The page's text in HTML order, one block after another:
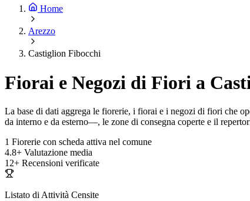
Home
Arezzo
Castiglion Fibocchi
Fiorai e Negozi di Fiori a
La base di dati aggrega le fiorerie, i fiorai e i negozi di fiori che
da interno e da esterno—, le zone di consegna coperte e il
1 Fiorerie con scheda attiva nel comune
4.8+ Valutazione media
12+ Recensioni verificate
Listato di Attività Censite